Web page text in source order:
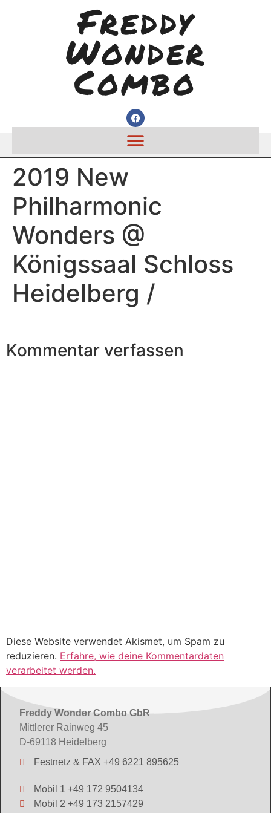
Freddy
Wonder
Combo
2019 New
Philharmonic
Wonders @
Königssaal Schloss
Heidelberg /
Kommentar verfassen
Diese Website verwendet Akismet, um Spam zu
reduzieren. Erfahre, wie deine Kommentardaten
verarbeitet werden.
Freddy Wonder Combo GbR
Mittlerer Rainweg 45
D-69118 Heidelberg
Festnetz & FAX +49 6221 895625
Mobil 1 +49 172 9504134
Mobil 2 +49 173 2157429